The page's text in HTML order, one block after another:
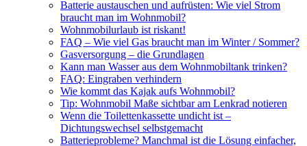
Batterie austauschen und aufrüsten: Wie viel Strom
braucht man im Wohnmobil?
Wohnmobilurlaub ist riskant!
FAQ – Wie viel Gas braucht man im Winter / Sommer?
Gasversorgung – die Grundlagen
Kann man Wasser aus dem Wohnmobiltank trinken?
FAQ: Eingraben verhindern
Wie kommt das Kajak aufs Wohnmobil?
Tip: Wohnmobil Maße sichtbar am Lenkrad notieren
Wenn die Toilettenkassette undicht ist –
Dichtungswechsel selbstgemacht
Batterieprobleme? Manchmal ist die Lösung einfacher,